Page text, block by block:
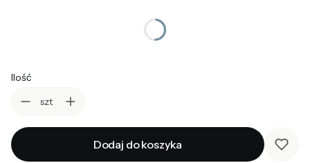
Ilość
szt
Dodaj do koszyka